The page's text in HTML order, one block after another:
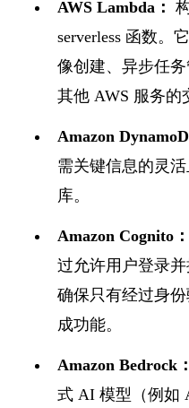
AWS Lambda：
serverless 函数。
像创建、异步任
其他 AWS 服务的
Amazon
需关键信息的灵
库。
Amazon Cognito：
过允许用户登录
确保只有经过身
成功能。
Amazon Bedrock：
式 AI 模型（例如